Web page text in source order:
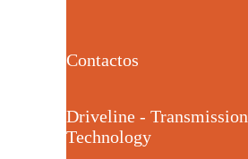
Contactos
Driveline - Transmission
Technology